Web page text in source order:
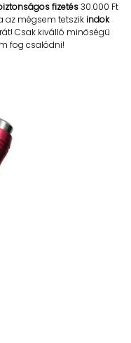
fizetés30.000 Ft
az mégsem tetszikindok
Csak kiválló minőségű
fog csalódni!